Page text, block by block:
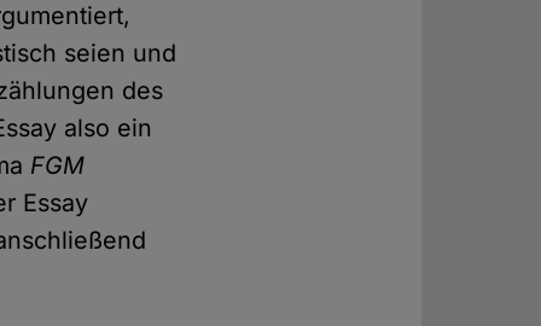
seien und
des
also ein
FGM
Essay